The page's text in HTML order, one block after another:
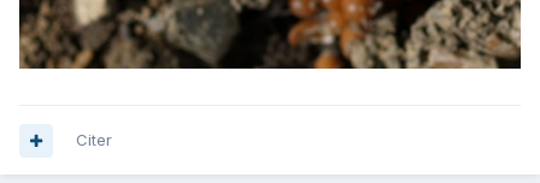
Citer